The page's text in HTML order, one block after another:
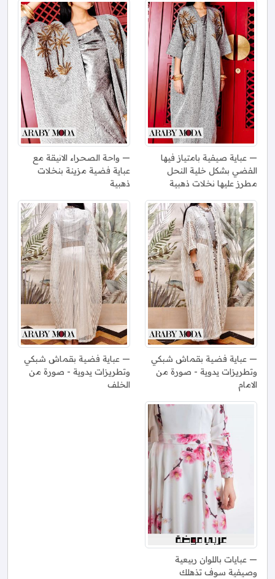
عباية صيفية بامتياز فيها
الفضي بشكل خلية النحل
مطرز عليها نخلات ذهبية
واحة الصحراء الانيقة مع
عباية فضية مزينة بنخلات
ذهبية
عباية فضية بقماش شبكي
وتطريزات يدوية - صورة من
الامام
عباية فضية بقماش شبكي
وتطريزات يدوية - صورة من
الخلف
عبايات باللوان ربيعية
وصيفية سوف تذهلك